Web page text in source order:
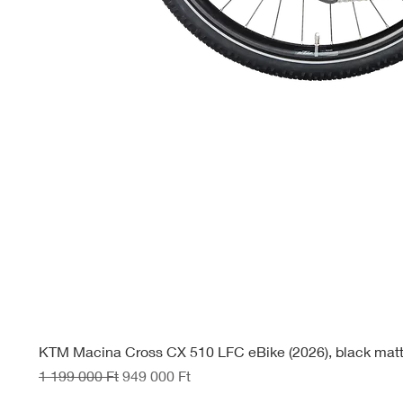
KTM Macina Cross CX 510 LFC eBike (2026), black matt
Szokásos ár
1 199 000 Ft Akciós ár
949 000 Ft